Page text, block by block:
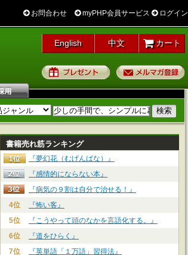
お問合わせ myPHP会員サービス ログイン
English 中文 カート
プレゼント
書籍売れ筋ランキング
『夢幻花（むげんばな）』
『感情的にならない本』
『病気の９割は自分で治せる！』
4位
『怖い客』
5位
『こうやって頭のなかを言語化する。』
6位
『道をひらく』
7位
『英単語「１万語」習得法』